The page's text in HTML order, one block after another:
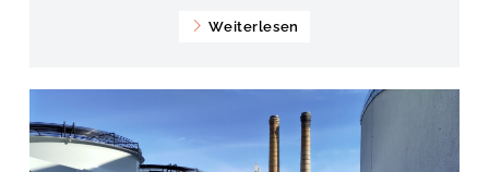
Weiterlesen